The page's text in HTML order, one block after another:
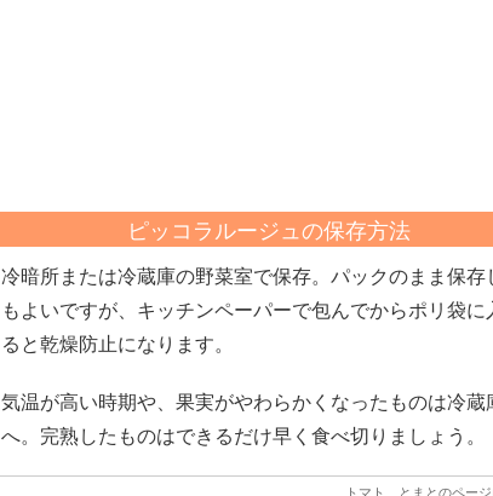
ピッコラルージュの保存方法
冷暗所または冷蔵庫の野菜室で保存。パックのまま保存
もよいですが、キッチンペーパーで包んでからポリ袋に
ると乾燥防止になります。
気温が高い時期や、果実がやわらかくなったものは冷蔵
へ。完熟したものはできるだけ早く食べ切りましょう。
トマト とまとのペー